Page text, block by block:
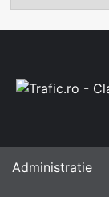
Administratie